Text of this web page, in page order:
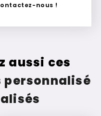
nous !
aussi ces
personnalisé